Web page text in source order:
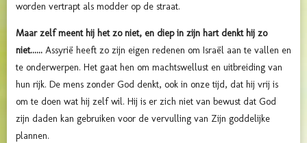
worden vertrapt als modder op de straat.
Maar zelf meent hij het zo niet, en diep in zijn hart denkt hij zo
niet...... Assyrië heeft zo zijn eigen redenen om Israël aan te vallen en
te onderwerpen. Het gaat hen om machtswellust en uitbreiding van
hun rijk. De mens zonder God denkt, ook in onze tijd, dat hij vrij is
om te doen wat hij zelf wil. Hij is er zich niet van bewust dat God
zijn daden kan gebruiken voor de vervulling van Zijn goddelijke
plannen.